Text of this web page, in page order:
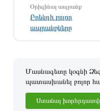
կատարվում է 14 օրվա
Օրիգինալ ապրանք
Բրենդի բոլոր
ապրանքները
Մասնագետը կօգնի Ձեզ
պատասխանել բոլոր
Ստանալ